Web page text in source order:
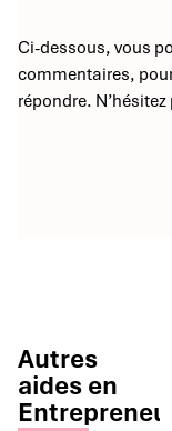
Ci-dessous, vous
commentaires,
répondre.
Autres
aides en